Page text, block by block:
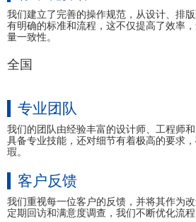
我们建立了完善的操作规范，从设计、排
有明确的标准和流程，这不仅提高了效率
量一致性。
全国
专业团队
我们的团队由经验丰富的设计师、工程师
具备专业技能，还对细节有着极高的要求
瑕。
客户反馈
我们重视每一位客户的反馈，并将其作为
定期回访和满意度调查，我们不断优化流